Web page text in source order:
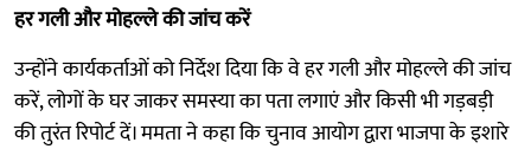
हर गली और मोहल्ले की जांच करें
उन्होंने कार्यकर्ताओं को निर्देश दिया कि वे हर गली और मोहल्ले की जांच
करें, लोगों के घर जाकर समस्या का पता लगाएं और किसी भी गड़बड़ी
की तुरंत रिपोर्ट दें। ममता ने कहा कि चुनाव आयोग द्वारा भाजपा के इशारे